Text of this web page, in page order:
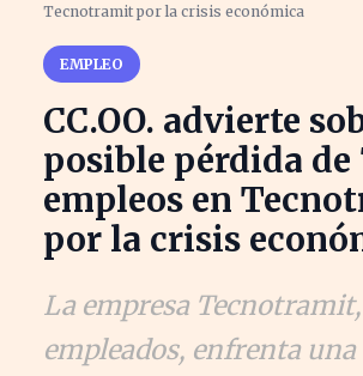
Tecnotramit por la crisis económica
EMPLEO
CC.OO. advierte
posible pérdida de
empleos en
por la crisis
La empresa
empleados, enfrenta una